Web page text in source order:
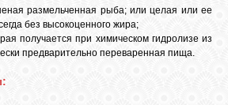
размельченная рыба; или целая или ее
без высокоценного жира;
получается при химическом гидролизе из
предварительно переваренная пища.